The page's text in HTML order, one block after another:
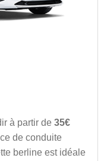
à partir de 35€
de conduite
berline est idéale